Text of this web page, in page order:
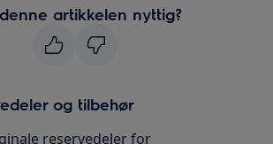
artikkelen nyttig?
og tilbehør
reservedeler for